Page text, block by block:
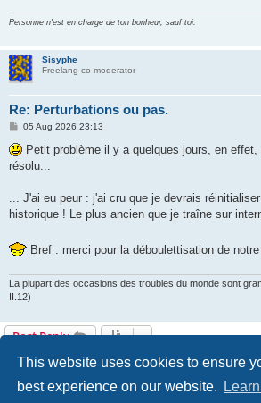
This website uses cookies to ensure
best experience on our website.
Personne n'est en charge de ton bonheur, sauf toi.
Sisyphe
Freelang co-moderator
Re: Perturbations ou pas.
P
s
t
05 Aug 2026 23:13
Petit problème il y a quelques jours, en
résolu...
... J'ai eu peur : j'ai cru que je devrais
historique ! Le plus ancien que je traîne sur
Bref : merci pour la déboulettisation de
La plupart des occasions des troubles du monde sont
II.12)
Post Reply